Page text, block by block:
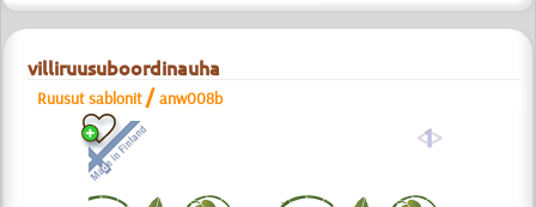
villiruusuboordinauha
Ruusut sablonit /anw008b
a